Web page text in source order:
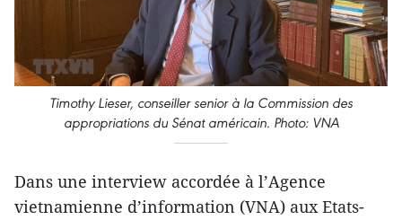
Timothy Lieser, conseiller senior à la Commission des
appropriations du Sénat américain. Photo: VNA
Dans une interview accordée à l’Agence
vietnamienne d’information (VNA) aux Etats-